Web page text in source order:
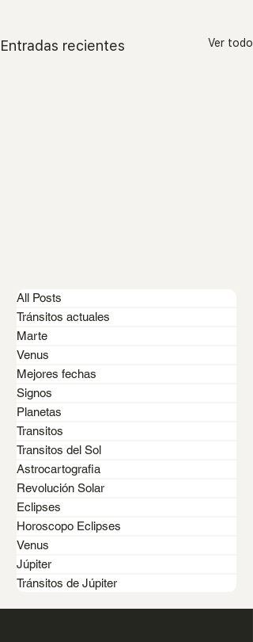
Entradas recientes Ver todo
HOROSCOPO DE NOVIEMBRE
2025. Un mes de intensidad,
cambios y claridad.
All Posts
Tránsitos actuales
Marte
Venus
Mejores fechas
Signos
Planetas
Transitos
Transitos del Sol
Astrocartografia
Revolución Solar
Eclipses
Horoscopo Eclipses
Venus
Júpiter
Tránsitos de Júpiter